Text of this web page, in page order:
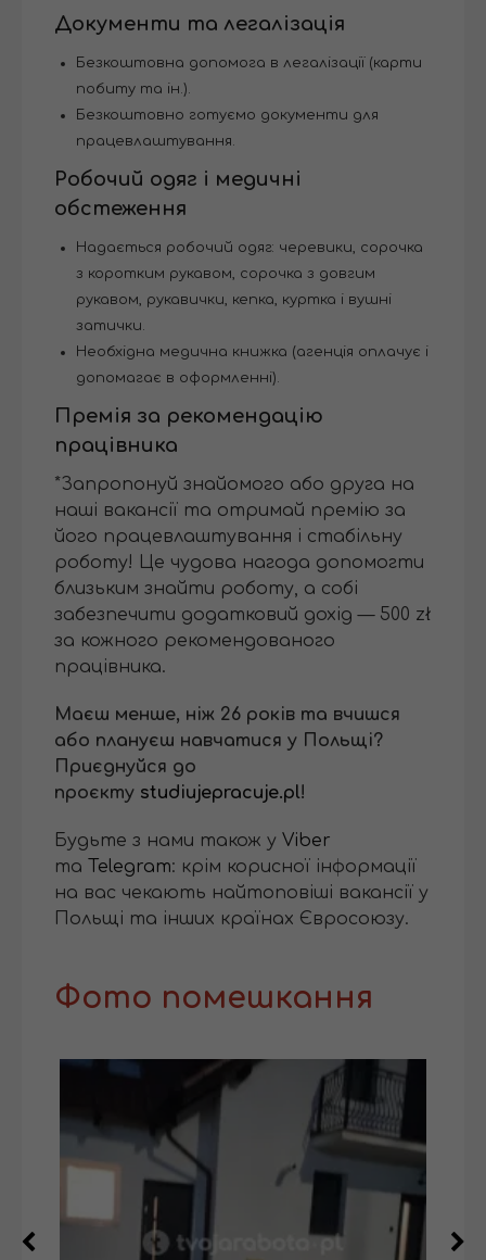
Документи та легалізація
Безкоштовна допомога в легалізації (карти
побиту та ін.).
Безкоштовно готуємо документи для
працевлаштування.
Робочий одяг і медичні
обстеження
Надається робочий одяг: черевики, сорочка
з коротким рукавом, сорочка з довгим
рукавом, рукавички, кепка, куртка і вушні
затички.
Необхідна медична книжка (агенція оплачує і
допомагає в оформленні).
Премія за рекомендацію
працівника
*Запропонуй знайомого або друга на
наші вакансії та отримай премію за
його працевлаштування і стабільну
роботу! Це чудова нагода допомогти
близьким знайти роботу, а собі
забезпечити додатковий дохід — 500 zł
за кожного рекомендованого
працівника.
Маєш менше, ніж 26 років та вчишся
або плануєш навчатися у Польщі?
Приєднуйся до
проєкту studiujepracuje.pl!
Будьте з нами також у Viber
та
Telegram: крім корисної інформації
на вас чекають найтоповіші вакансії у
Польщі та інших країнах Євросоюзу.
Фото помешкання